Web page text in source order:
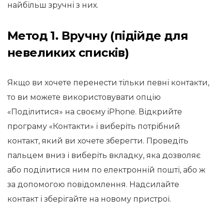
найбільш зручні з них.
Метод 1. Вручну (підійде для
невеликих списків)
Якщо ви хочете перенести тільки певні контакти,
то ви можете використовувати опцію
«Поділитися» на своєму iPhone. Відкрийте
програму «Контакти» і виберіть потрібний
контакт, який ви хочете зберегти. Проведіть
пальцем вниз і виберіть вкладку, яка дозволяє
або поділитися ним по електронній пошті, або ж
за допомогою повідомлення. Надсилайте
контакт і зберігайте на новому пристрої.